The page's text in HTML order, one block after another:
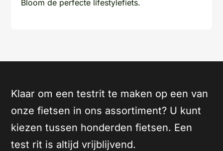
Bloom de perfecte lifestylefiets.
Klaar om een testrit te maken op een van
onze fietsen in ons assortiment? U kunt
kiezen tussen honderden fietsen. Een
test rit is altijd vrijblijvend.